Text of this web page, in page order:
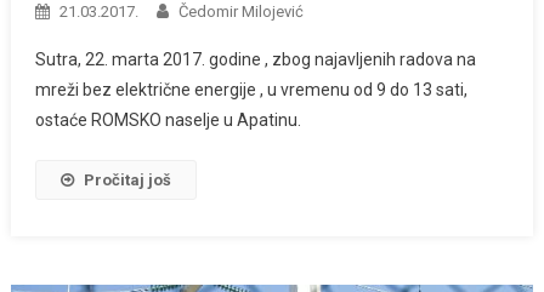
21.03.2017. Čedomir Milojević
Sutra, 22. marta 2017. godine , zbog najavljenih radova na
mreži bez električne energije , u vremenu od 9 do 13 sati,
ostaće ROMSKO naselje u Apatinu.
Pročitaj još